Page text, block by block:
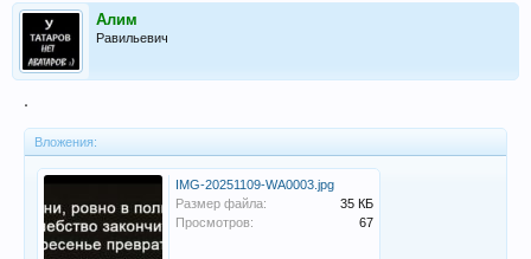
Алим
Равильевич
.
Вложения:
IMG-20251109-WA0003.jpg
Размер файла:
35 КБ
Просмотров:
67